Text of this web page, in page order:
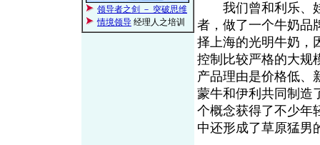
领导者之剑 － 突破思维
情境领导 经理人之培训
我们曾和利乐、娃
者，做了一个牛奶品
择上海的光明牛奶，
控制比较严格的大规
产品理由是价格低、
蒙牛和伊利共同制造
个概念获得了不少年
中还形成了草原猛男